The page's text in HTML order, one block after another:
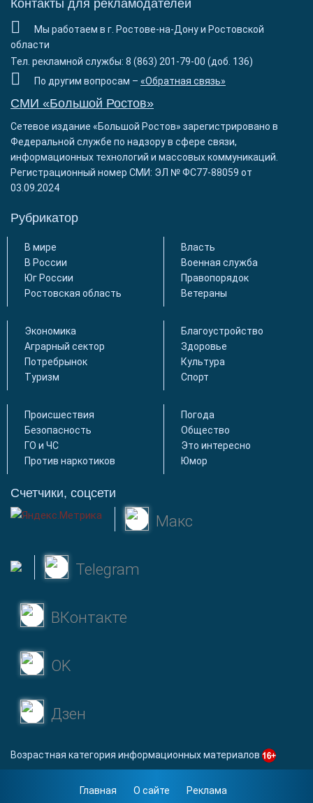
Контакты для рекламодателей
Мы работаем в г. Ростове-на-Дону и Ростовской
области
Тел. рекламной службы: 8 (863) 201-79-00 (доб. 136)
По другим вопросам – «Обратная связь»
СМИ «Большой Ростов»
Сетевое издание «Большой Ростов» зарегистрировано в
Федеральной службе по надзору в сфере связи,
информационных технологий и массовых коммуникаций.
Регистрационный номер СМИ: ЭЛ № ФС77-88059 от
03.09.2024
Рубрикатор
В мире
В России
Юг России
Ростовская область
Власть
Военная служба
Правопорядок
Ветераны
Экономика
Аграрный сектор
Потребрынок
Туризм
Благоустройство
Здоровье
Культура
Спорт
Происшествия
Безопасность
ГО и ЧС
Против наркотиков
Погода
Общество
Это интересно
Юмор
Счетчики, соцсети
Макс
Telegram
ВКонтакте
OK
Дзен
Возрастная категория информационных материалов
Главная О сайте Реклама